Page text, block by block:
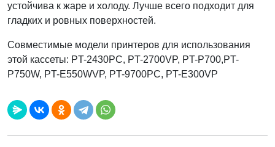
устойчива к жаре и холоду. Лучше всего подходит для
гладких и ровных поверхностей.
Совместимые модели принтеров для использования
этой кассеты: PT-2430PC, PT-2700VP, PT-P700,PT-
P750W, PT-E550WVP, PT-9700PC, PT-E300VP